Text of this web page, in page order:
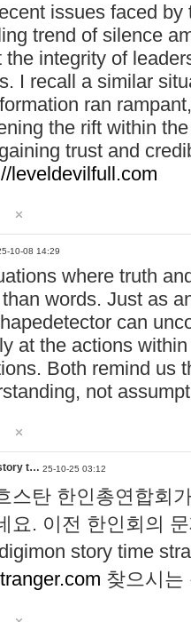
issues faced
trend of silence
the integrity of
I recall a similar
ran
the rift within
trust and
leveldevilfull.com
10-08 14:29
where truth
than words. Just as
can
at the actions
Both remind us
not
t… 25-10-25 03:12
스탄 한인총연합회
요. 이전 한인회의
story time
찾으시는